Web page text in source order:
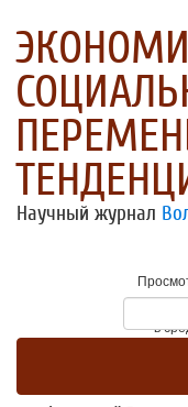
Научный журнал
* - в